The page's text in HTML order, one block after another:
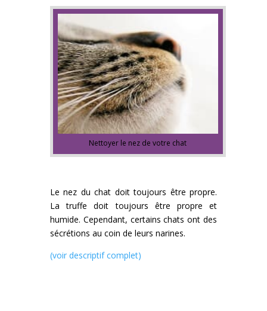
Nettoyer le nez de votre chat
Le nez du chat doit toujours être propre.
La truffe doit toujours être propre et
humide. Cependant, certains chats ont des
sécrétions au coin de leurs narines.
(voir descriptif complet)